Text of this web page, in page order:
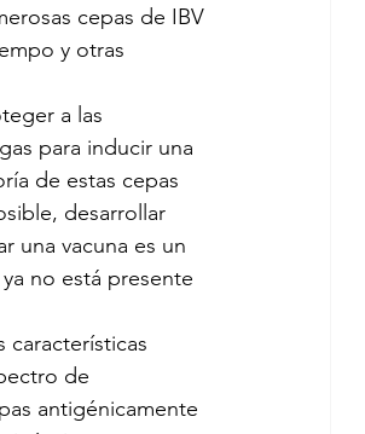
cepas de IBV
y otras
a las
para inducir una
de estas cepas
desarrollar
una vacuna es un
no está presente
de
antigénicamente